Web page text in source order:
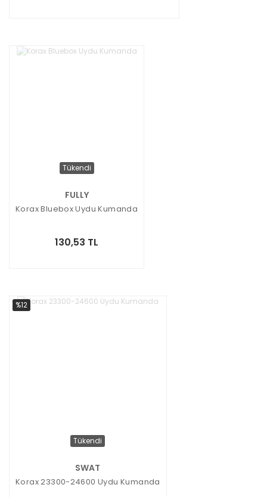
Tükendi
FULLY
Korax Bluebox Uydu Kumanda
130,53 TL
%12
Tükendi
SWAT
Korax 23300-24600 Uydu Kumanda